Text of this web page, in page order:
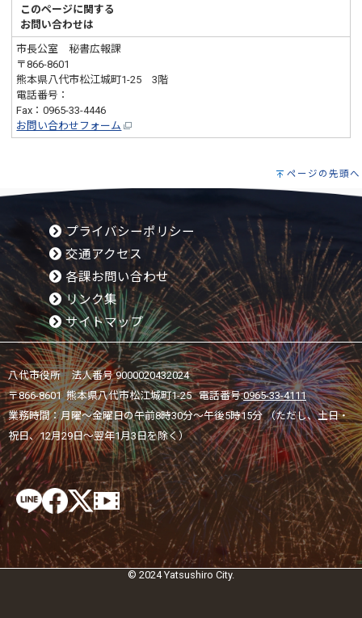
このページに関する
お問い合わせは
市長公室 秘書広報課
〒866-8601
熊本県八代市松江城町1-25 3階
電話番号：
Fax：0965-33-4446
お問い合わせフォーム
ページの先頭へ
プライバシーポリシー
交通アクセス
各課お問い合わせ
リンク集
サイトマップ
八代市役所 法人番号 9000020432024
〒866-8601 熊本県八代市松江城町1-25 電話番号:0965-33-4111
業務時間：月曜～金曜日の午前8時30分～午後5時15分 （ただし、土日・
祝日、12月29日～翌年1月3日を除く）
© 2024 Yatsushiro City.